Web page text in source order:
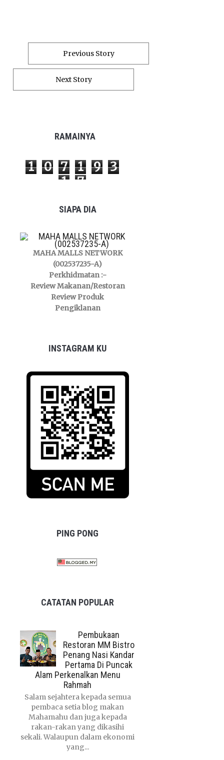
Previous Story
Next Story
RAMAINYA
1 0 7 1 9
3
1
7
SIAPA DIA
MAHA MALLS NETWORK
(002537235-A)
Perkhidmatan :-
Review Makanan/Restoran
Review Produk
Pengiklanan
INSTAGRAM KU
PING PONG
CATATAN POPULAR
Pembukaan
Restoran MM Bistro
Penang Nasi Kandar
Pertama Di Puncak
Alam Perkenalkan Menu
Rahmah
Salam sejahtera kepada semua
pembaca setia blog makan
Mahamahu dan juga kepada
rakan-rakan yang dikasihi
sekali. Walaupun dalam ekonomi
yang...